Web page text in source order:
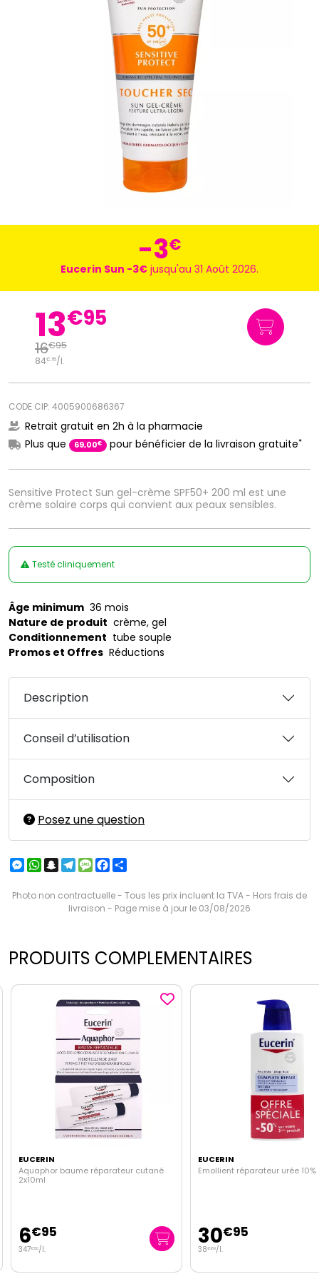
Sensitive Protect Sun gel-crème SPF50+ 200 ml est une
crème solaire corps qui convient aux peaux sensibles.
-3€
Eucerin Sun -3€ jusqu'au 31 Août 2026.
13€95
16€95
84€75/l.
CODE CIP: 4005900686367
Retrait gratuit en 2h à la pharmacie
Plus que
69,00€ pour bénéficier de la livraison gratuite*
Testé cliniquement
Âge minimum 36 mois
Nature de produit crème, gel
Conditionnement tube souple
Promos et Offres Réductions
Description
Conseil d’utilisation
Composition
Posez une question
Messenger
WhatsApp
Snapchat
Telegram
MessageFacebook
Photo non contractuelle - Tous les prix incluent la TVA - Hors frais de
livraison - Page mise à jour le 03/08/2026
PRODUITS COMPLEMENTAIRES
EUCERIN
Aquaphor baume réparateur cutané
2x10ml
6€95
347€50/l.
EUCERIN
Emollient réparateur urée
30€95
38€69/l.